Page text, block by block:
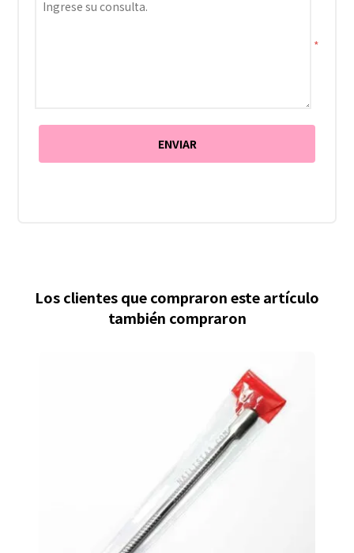
*
Los clientes que compraron este artículo
también compraron